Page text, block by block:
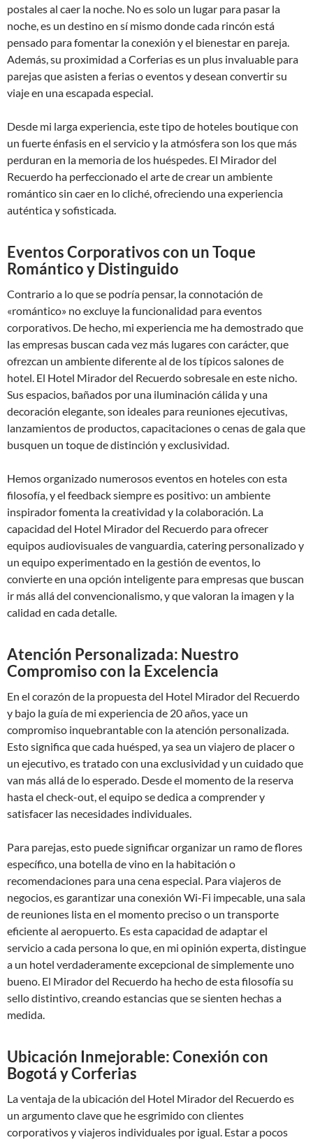
postales al caer la noche. No es solo un lugar para pasar la
noche, es un destino en sí mismo donde cada rincón está
pensado para fomentar la conexión y el bienestar en pareja.
Además, su proximidad a Corferias es un plus invaluable para
parejas que asisten a ferias o eventos y desean convertir su
viaje en una escapada especial.
Desde mi larga experiencia, este tipo de hoteles boutique con
un fuerte énfasis en el servicio y la atmósfera son los que más
perduran en la memoria de los huéspedes. El Mirador del
Recuerdo ha perfeccionado el arte de crear un ambiente
romántico sin caer en lo cliché, ofreciendo una experiencia
auténtica y sofisticada.
Eventos Corporativos con un Toque
Romántico y Distinguido
Contrario a lo que se podría pensar, la connotación de
«romántico» no excluye la funcionalidad para eventos
corporativos. De hecho, mi experiencia me ha demostrado que
las empresas buscan cada vez más lugares con carácter, que
ofrezcan un ambiente diferente al de los típicos salones de
hotel. El Hotel Mirador del Recuerdo sobresale en este nicho.
Sus espacios, bañados por una iluminación cálida y una
decoración elegante, son ideales para reuniones ejecutivas,
lanzamientos de productos, capacitaciones o cenas de gala que
busquen un toque de distinción y exclusividad.
Hemos organizado numerosos eventos en hoteles con esta
filosofía, y el feedback siempre es positivo: un ambiente
inspirador fomenta la creatividad y la colaboración. La
capacidad del Hotel Mirador del Recuerdo para ofrecer
equipos audiovisuales de vanguardia, catering personalizado y
un equipo experimentado en la gestión de eventos, lo
convierte en una opción inteligente para empresas que buscan
ir más allá del convencionalismo, y que valoran la imagen y la
calidad en cada detalle.
Atención Personalizada: Nuestro
Compromiso con la Excelencia
En el corazón de la propuesta del Hotel Mirador del Recuerdo
y bajo la guía de mi experiencia de 20 años, yace un
compromiso inquebrantable con la atención personalizada.
Esto significa que cada huésped, ya sea un viajero de placer o
un ejecutivo, es tratado con una exclusividad y un cuidado que
van más allá de lo esperado. Desde el momento de la reserva
hasta el check-out, el equipo se dedica a comprender y
satisfacer las necesidades individuales.
Para parejas, esto puede significar organizar un ramo de flores
específico, una botella de vino en la habitación o
recomendaciones para una cena especial. Para viajeros de
negocios, es garantizar una conexión Wi-Fi impecable, una sala
de reuniones lista en el momento preciso o un transporte
eficiente al aeropuerto. Es esta capacidad de adaptar el
servicio a cada persona lo que, en mi opinión experta, distingue
a un hotel verdaderamente excepcional de simplemente uno
bueno. El Mirador del Recuerdo ha hecho de esta filosofía su
sello distintivo, creando estancias que se sienten hechas a
medida.
Ubicación Inmejorable: Conexión con
Bogotá y Corferias
La ventaja de la ubicación del Hotel Mirador del Recuerdo es
un argumento clave que he esgrimido con clientes
corporativos y viajeros individuales por igual. Estar a pocos